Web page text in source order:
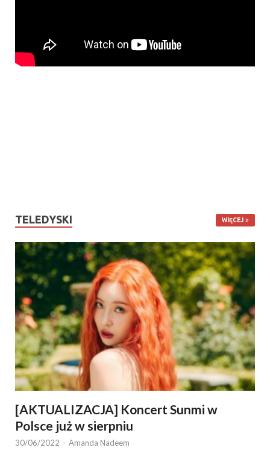
TELEDYSKI WIĘCEJ
[AKTUALIZACJA] Koncert Sunmi w
Polsce już w sierpniu
30/06/2022 - Amanda Nadeem